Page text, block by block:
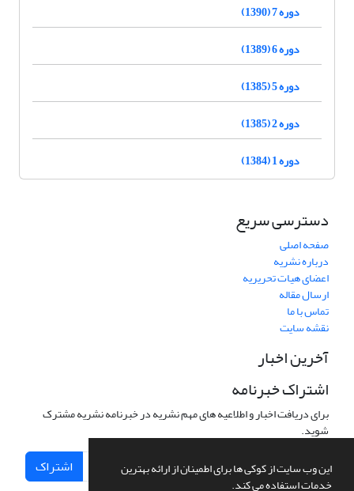
این وب سایت از کوکی ها برای اطمینان از ارائه بهترین
خدمات استفاده می کند.
دوره 7 (1390)
دوره 6 (1389)
دوره 5 (1385)
دوره 2 (1385)
دوره 1 (1384)
دسترسی سریع
صفحه اصلی
درباره نشریه
اعضای هیات تحریریه
ارسال مقاله
تماس با ما
نقشه سایت
آخرین اخبار
اشتراک خبرنامه
برای دریافت اخبار و اطلاعیه های مهم نشریه در خبرنامه نشریه مشترک
شوید.
اشتراک